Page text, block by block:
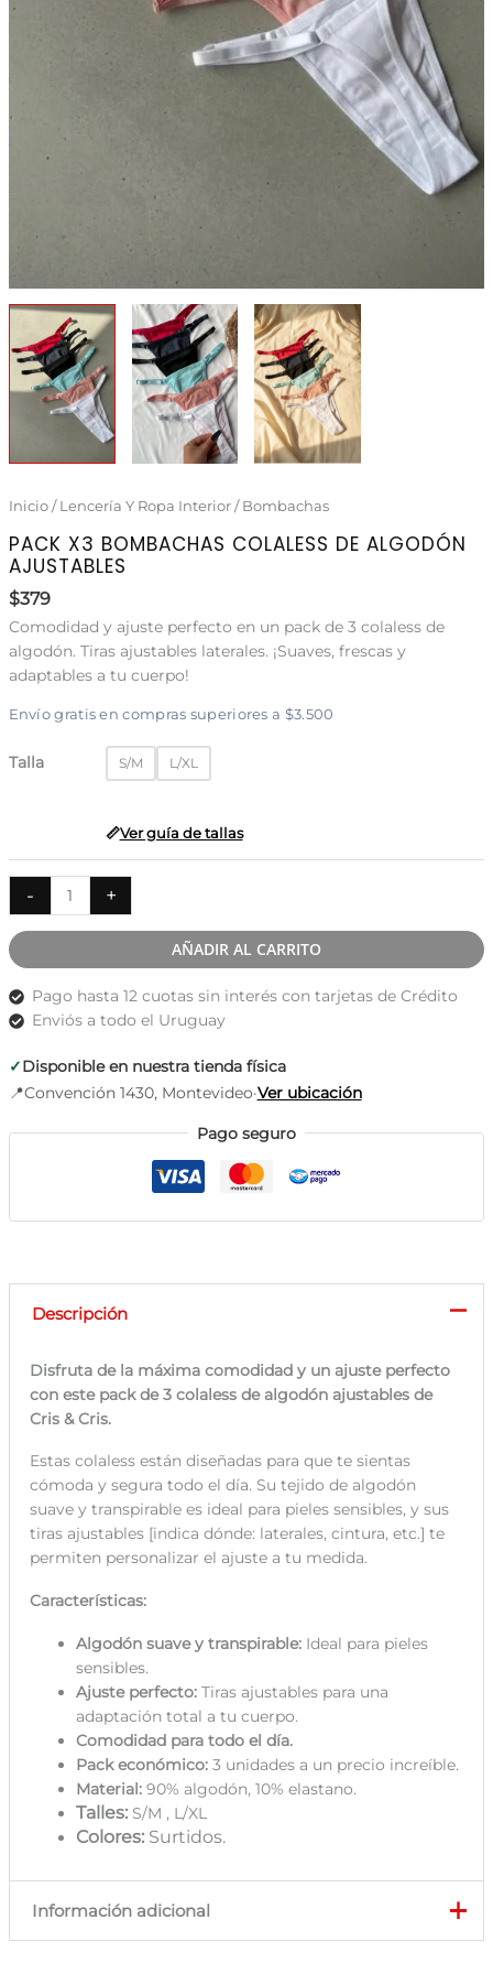
Inicio/ Lencería Y Ropa Interior/ Bombachas
PACK X3 BOMBACHAS COLALESS DE ALGODÓN
AJUSTABLES
$379
Comodidad y ajuste perfecto en un pack de 3 colaless de
algodón. Tiras ajustables laterales. ¡Suaves, frescas y
adaptables a tu cuerpo!
Envío gratis en compras superiores a $3.500
Talla S/M L/XL
Ver guía de tallas
-
x3
Bombachas
colaless
algodón
ajustables
cantidad
+
AÑADIR AL CARRITO
Pago hasta 12 cuotas sin interés con tarjetas de Crédito
Enviós a todo el Uruguay
✓Disponible en nuestra tienda física
📍Convención 1430, Montevideo·Ver ubicación
Pago seguro
Descripción
Disfruta de la máxima comodidad y un ajuste perfecto
con este pack de 3 colaless de algodón ajustables de
Cris & Cris.
Estas colaless están diseñadas para que te sientas
cómoda y segura todo el día. Su tejido de algodón
suave y transpirable es ideal para pieles sensibles, y sus
tiras ajustables [indica dónde: laterales, cintura, etc.] te
permiten personalizar el ajuste a tu medida.
Características:
Algodón suave y transpirable:Ideal para pieles
sensibles.
Ajuste perfecto:Tiras ajustables para una
adaptación total a tu cuerpo.
Comodidad para todo el día.
Pack económico:3 unidades a un precio increíble.
Material:90% algodón, 10% elastano.
Talles:S/M , L/XL
Colores:Surtidos.
Información adicional